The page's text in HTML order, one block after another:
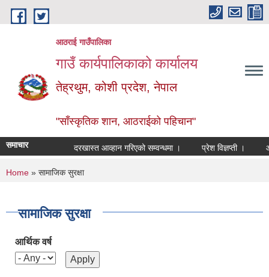
Skip to main content
आठराई गाउँपालिका
गाउँ कार्यपालिकाको कार्यालय
तेह्रथुम, कोशी प्रदेश, नेपाल
"साँस्कृतिक शान, आठराईको पहिचान"
समाचार दरखास्त आव्हान गरिएको सम्वन्धमा । प्रेश विज्ञप्ती ।
You are here
Home » सामाजिक सुरक्षा
सामाजिक सुरक्षा
आर्थिक वर्ष